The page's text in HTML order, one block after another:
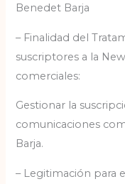
Benedet Barja
– Finalidad del
suscriptores a la
comerciales:
Gestionar la
comunicaciones
Barja.
– Legitimación para